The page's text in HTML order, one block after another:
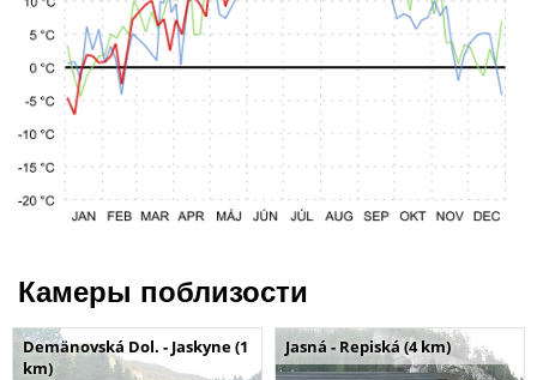
Камеры поблизости
Demänovská Dol. - Jaskyne (1
km)
Jasná - Repiská (4 km)